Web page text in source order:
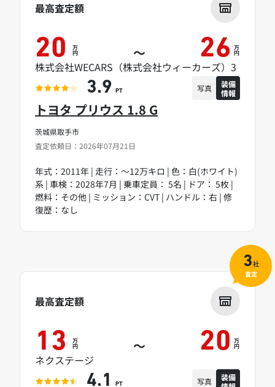
茨城県取手市
査定依頼日：2026年07月21日
トヨタ プリウス 1.8 G
年式：2011年 | 走行：～12万キロ | 色：白(ホワイト)
系 | 車検：2028年7月 | 乗車定員： 5名 | ドア： 5枚 |
燃料：その他 | ミッション：CVT | ハンドル：右 | 修
復歴：なし
最高査定額
20 万
円 ～ 26 万
円
株式会社WECARS（株式会社ウィーカーズ）3
3.9 PT 写真
装備
情報
最高査定額
13 万
円 ～ 20 万
円
ネクステージ
4.1 PT 写真
装備
3社
査定